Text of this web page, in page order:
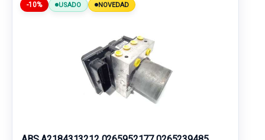
-10% USADO NOVEDAD